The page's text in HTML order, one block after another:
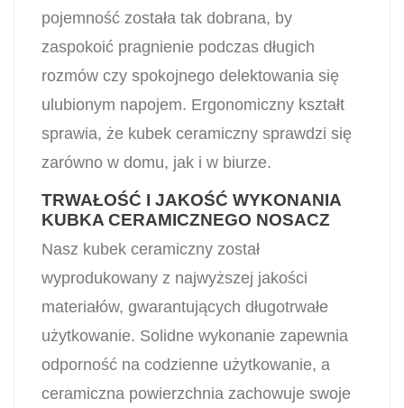
pojemność została tak dobrana, by
zaspokoić pragnienie podczas długich
rozmów czy spokojnego delektowania się
ulubionym napojem. Ergonomiczny kształt
sprawia, że kubek ceramiczny sprawdzi się
zarówno w domu, jak i w biurze.
TRWAŁOŚĆ I JAKOŚĆ WYKONANIA
KUBKA CERAMICZNEGO NOSACZ
Nasz kubek ceramiczny został
wyprodukowany z najwyższej jakości
materiałów, gwarantujących długotrwałe
użytkowanie. Solidne wykonanie zapewnia
odporność na codzienne użytkowanie, a
ceramiczna powierzchnia zachowuje swoje